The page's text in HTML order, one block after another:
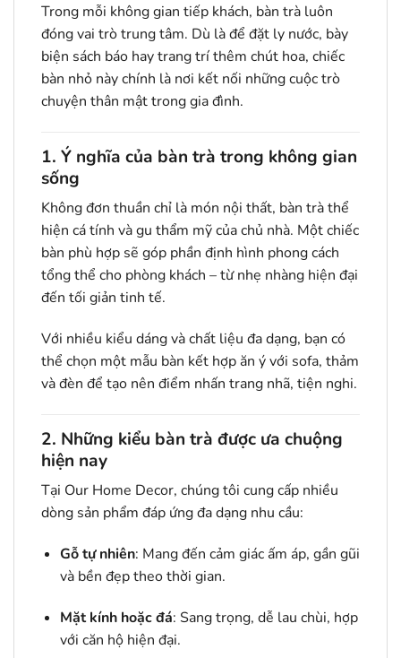
Trong mỗi không gian tiếp khách, bàn trà luôn
đóng vai trò trung tâm. Dù là để đặt ly nước, bày
biện sách báo hay trang trí thêm chút hoa, chiếc
bàn nhỏ này chính là nơi kết nối những cuộc trò
chuyện thân mật trong gia đình.
1. Ý nghĩa của bàn trà trong không gian
sống
Không đơn thuần chỉ là món nội thất, bàn trà thể
hiện cá tính và gu thẩm mỹ của chủ nhà. Một chiếc
bàn phù hợp sẽ góp phần định hình phong cách
tổng thể cho phòng khách – từ nhẹ nhàng hiện đại
đến tối giản tinh tế.
Với nhiều kiểu dáng và chất liệu đa dạng, bạn có
thể chọn một mẫu bàn kết hợp ăn ý với sofa, thảm
và đèn để tạo nên điểm nhấn trang nhã, tiện nghi.
2. Những kiểu bàn trà được ưa chuộng
hiện nay
Tại Our Home Decor, chúng tôi cung cấp nhiều
dòng sản phẩm đáp ứng đa dạng nhu cầu:
Gỗ tự nhiên: Mang đến cảm giác ấm áp, gần gũi
và bền đẹp theo thời gian.
Mặt kính hoặc đá: Sang trọng, dễ lau chùi, hợp
với căn hộ hiện đại.